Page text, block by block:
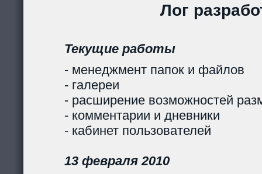
Лог
Текущие работы
- менеджмент папок и файлов
- галереи
- расширение возможностей
- комментарии и дневники
- кабинет пользователей
13 февраля 2010